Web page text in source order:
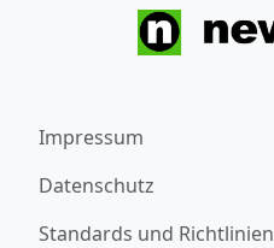
Impressum
Datenschutz
Standards und Richtlinien